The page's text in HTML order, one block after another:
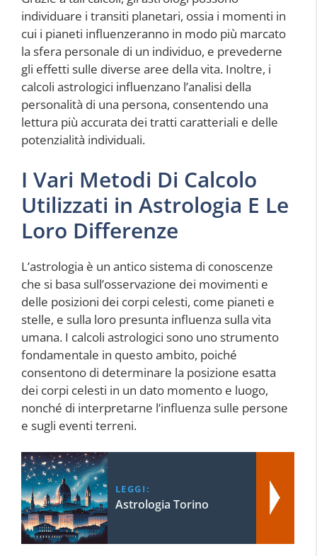
individuare i transiti planetari, ossia i momenti in
cui i pianeti influenzeranno in modo più marcato
la sfera personale di un individuo, e prevederne
gli effetti sulle diverse aree della vita. Inoltre, i
calcoli astrologici influenzano l’analisi della
personalità di una persona, consentendo una
lettura più accurata dei tratti caratteriali e delle
potenzialità individuali.
I Vari Metodi Di Calcolo
Utilizzati in Astrologia E Le
Loro Differenze
L’astrologia è un antico sistema di conoscenze
che si basa sull’osservazione dei movimenti e
delle posizioni dei corpi celesti, come pianeti e
stelle, e sulla loro presunta influenza sulla vita
umana. I calcoli astrologici sono uno strumento
fondamentale in questo ambito, poiché
consentono di determinare la posizione esatta
dei corpi celesti in un dato momento e luogo,
nonché di interpretarne l’influenza sulle persone
e sugli eventi terreni.
LEGGI:
Astrologia Torino